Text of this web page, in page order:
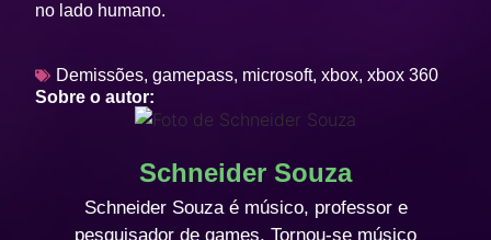
no lado humano.
Demissões,gamepass, microsoft,xbox,xbox 360
Sobre o autor:
Schneider Souza
Schneider Souza é músico, professor e
pesquisador de games. Tornou-se músico